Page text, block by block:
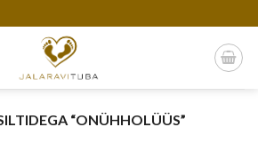
“ONÜHHOLÜÜS”